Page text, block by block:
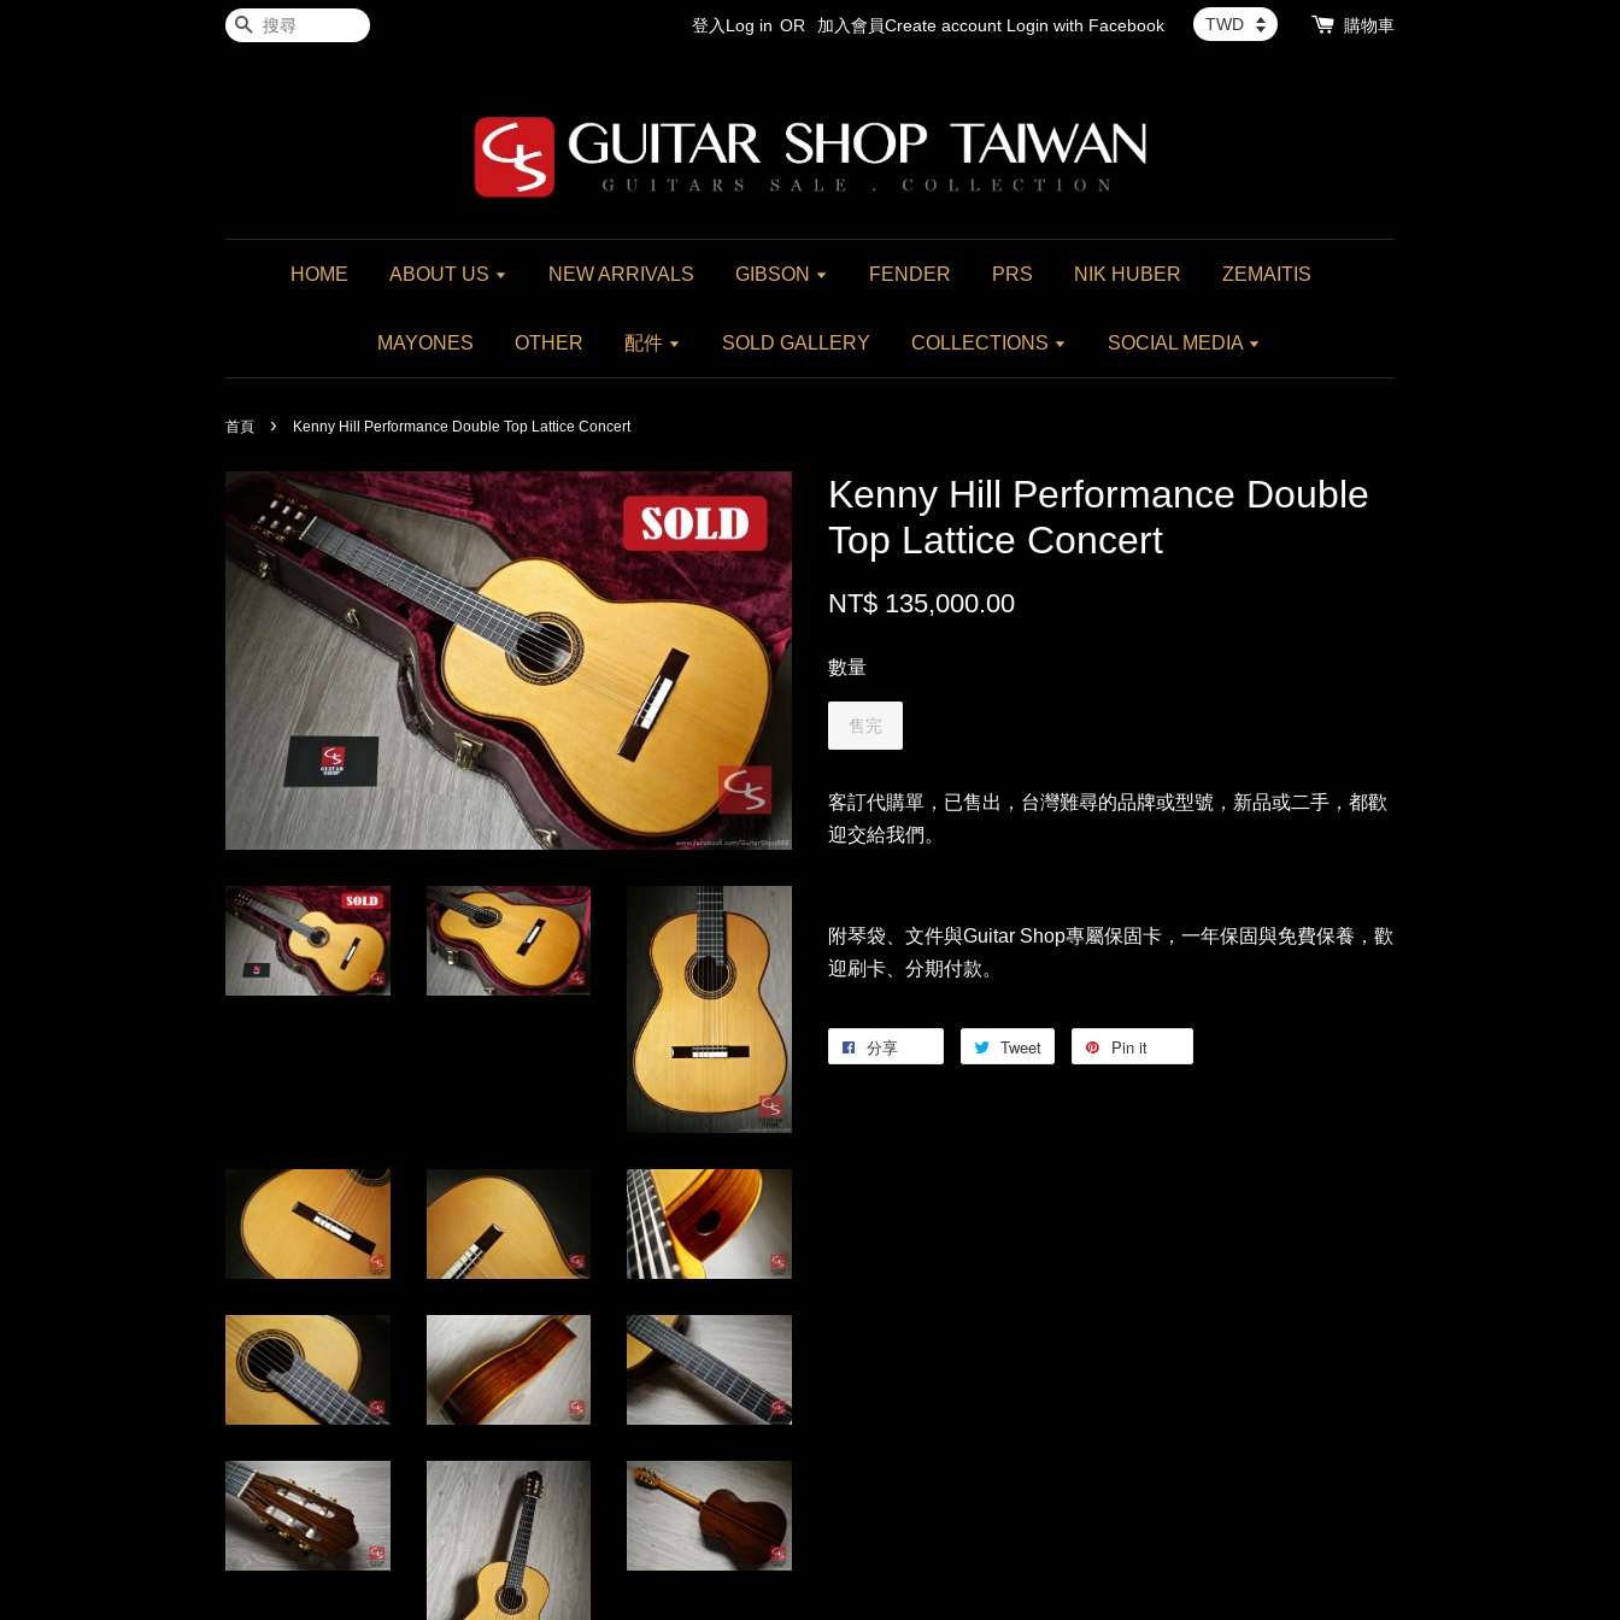
搜尋 登入Log in OR 加入會員Create account Login with Facebook 購物車
HOME ABOUT US NEW ARRIVALS GIBSON FENDER PRS NIK HUBER ZEMAITIS
MAYONES OTHER 配件 SOLD GALLERY COLLECTIONS SOCIAL MEDIA
首頁 › Kenny Hill Performance Double Top Lattice Concert
Kenny Hill Performance Double
Top Lattice Concert
NT$ 135,000.00
數量
售完
客訂代購單，已售出，台灣難尋的品牌或型號，新品或二手，都歡
迎交給我們。
附琴袋、文件與Guitar Shop專屬保固卡，一年保固與免費保養，歡
迎刷卡、分期付款。
分享 Tweet Pin it